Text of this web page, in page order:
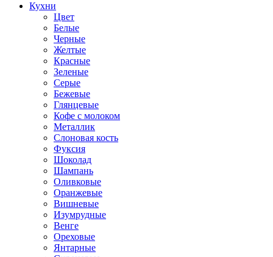
Кухни
Цвет
Белые
Черные
Желтые
Красные
Зеленые
Серые
Бежевые
Глянцевые
Кофе с молоком
Металлик
Слоновая кость
Фуксия
Шоколад
Шампань
Оливковые
Оранжевые
Вишневые
Изумрудные
Венге
Ореховые
Янтарные